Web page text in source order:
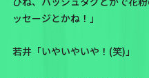
ッセージとかね！」
若井「いやいやいや！(笑)」